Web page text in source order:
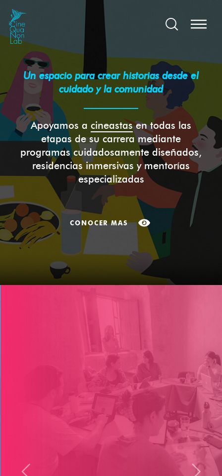
Un espacio para crear historias desde el
cuidado y la comunidad
Apoyamos a cineastasen todas las
etapas de su carrera mediante
programas cuidadosamente diseñados,
residencias inmersivas y mentorías
especializadas
CONOCER MAS